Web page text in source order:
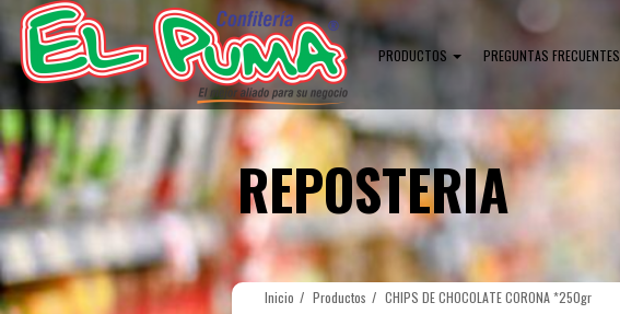
PRODUCTOS PREGUNTAS FRECUENTES
REPOSTERIA
Inicio Productos CHIPS DE CHOCOLATE CORONA *250gr